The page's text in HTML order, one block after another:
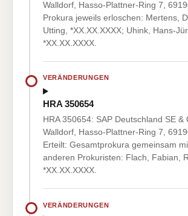
Walldorf, Hasso-Plattner-Ring 7,
Prokura jeweils erloschen: Mertens,
Utting, *XX.XX.XXXX; Uhink, Hans-
*XX.XX.XXXX.
VERÄNDERUNGEN
HRA 350654
HRA 350654: SAP Deutschland SE &
Walldorf, Hasso-Plattner-Ring 7,
Erteilt: Gesamtprokura gemeinsam
anderen Prokuristen: Flach, Fabian,
*XX.XX.XXXX.
VERÄNDERUNGEN